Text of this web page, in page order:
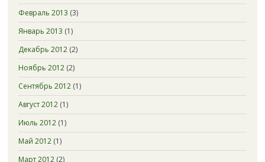
Февраль 2013 (3)
Январь 2013 (1)
Декабрь 2012(2)
Ноябрь 2012(2)
Сентябрь 2012(1)
Август 2012(1)
Июль 2012(1)
Май 2012(1)
Март 2012(2)